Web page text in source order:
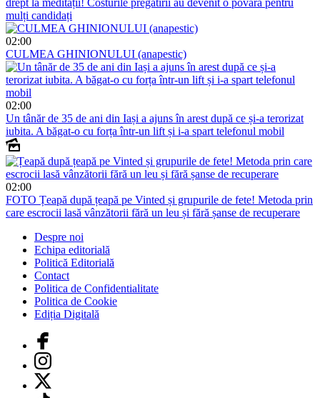
drept la meditații! Costurile pregătirii au devenit o povară pentru
mulți candidați
02:00
CULMEA GHINIONULUI (anapestic)
02:00
Un tânăr de 35 de ani din Iași a ajuns în arest după ce și-a terorizat
iubita. A băgat-o cu forța într-un lift și i-a spart telefonul mobil
02:00
FOTO Țeapă după țeapă pe Vinted și grupurile de fete! Metoda prin
care escrocii lasă vânzătorii fără un leu și fără șanse de recuperare
Despre noi
Echipa editorială
Politică Editorială
Contact
Politica de Confidentialitate
Politica de Cookie
Ediția Digitală